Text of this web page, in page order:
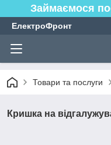
Займаємося
ЕлектроФронт
Товари та послуги
Кришка на